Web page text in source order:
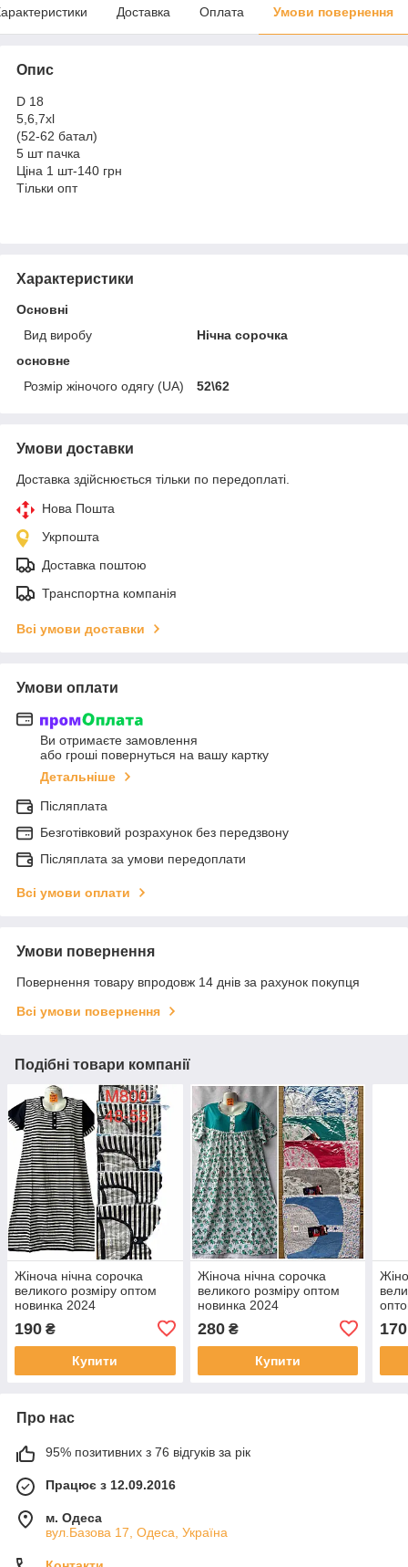
Доставка Оплата Умови повернення
Опис
D 18
5,6,7xl
(52-62 батал)
5 шт пачка
Ціна 1 шт-140 грн
Тільки опт
Характеристики
Основні
Вид виробу
Нічна сорочка
основне
Розмір жіночого одягу (UA)
52\62
Умови доставки
Доставка здійснюється тільки по передоплаті.
Нова Пошта
Укрпошта
Доставка поштою
Транспортна компанія
Всі умови доставки
Умови оплати
Ви отримаєте замовлення
або гроші повернуться на вашу картку
Детальніше
Післяплата
Безготівковий розрахунок без передзвону
Післяплата за умови передоплати
Всі умови оплати
Умови повернення
Повернення товару впродовж 14 днів за рахунок покупця
Всі умови повернення
Подібні товари компанії
Жіноча нічна сорочка
великого розміру оптом
новинка 2024
190 ₴
Купити
Жіноча нічна сорочка
великого розміру оптом
новинка 2024
280₴
Купити
170
Про нас
95% позитивних з 76 відгуків за рік
Працює з 12.09.2016
м. Одеса
вул.Базова 17, Одеса, Україна